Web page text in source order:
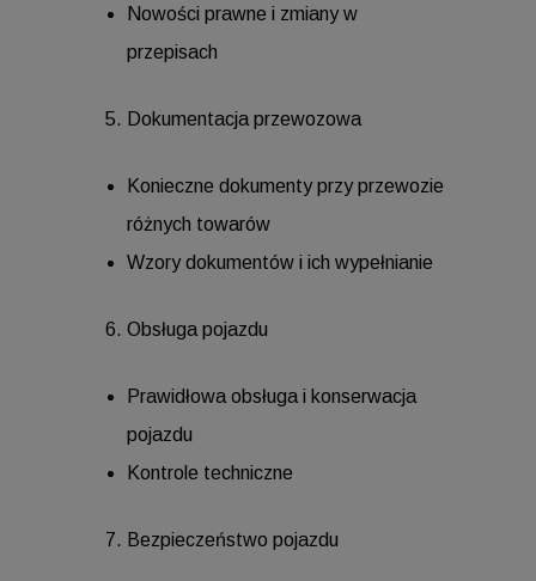
Nowości prawne i zmiany w
przepisach
Dokumentacja przewozowa
Konieczne dokumenty przy przewozie
różnych towarów
Wzory dokumentów i ich wypełnianie
Obsługa pojazdu
Prawidłowa obsługa i konserwacja
pojazdu
Kontrole techniczne
Bezpieczeństwo pojazdu